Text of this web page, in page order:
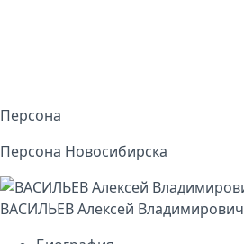
Персона
Персона Новосибирска
ВАСИЛЬЕВ Алексей Владимирович